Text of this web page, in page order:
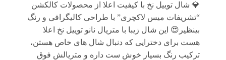
💎 شال توییل نخ با کیفیت اعلا از محصولات کالکشن
“تشریفات میس لاکچری” با طراحی کالیگرافی و رنگ
بینظیر😍 این شال زیبا با متریال نانو توییل نخ اعلا
هست برای دخترایی که دنبال شال های خاص هستن،
ترکیب رنگ بسیار خوش ست داره و متریالش فوق